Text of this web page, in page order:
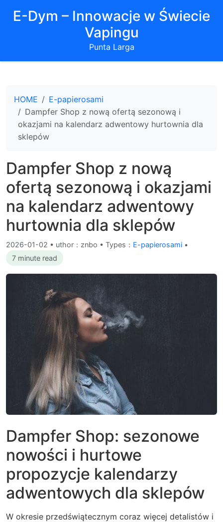
E-Dym – Innowacje w Świecie
Vapingu
Punta Larga
HOME
E-papierosami
Dampfer Shop z nową ofertą sezonową i
okazjami na kalendarz adwentowy hurtownia dla
sklepów
Dampfer Shop z nową
ofertą sezonową i okazjami
na kalendarz adwentowy
hurtownia dla sklepów
2026-01-02 • uthor：znbo • Types： E-papierosami •
7 minute read
Dampfer Shop: sezonowe
nowości i hurtowe
propozycje kalendarzy
adwentowych dla sklepów
W okresie przedświątecznym coraz więcej detalistów i